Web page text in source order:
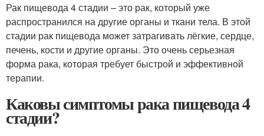
Рак пищевода 4 стадии – это рак, который уже
распространился на другие органы и ткани тела. В этой
стадии рак пищевода может затрагивать лёгкие, сердце,
печень, кости и другие органы. Это очень серьезная
форма рака, которая требует быстрой и эффективной
терапии.
Каковы симптомы рака пищевода 4
стадии?